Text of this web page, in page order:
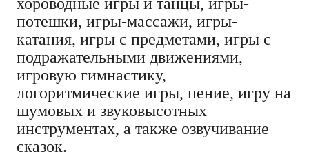
потешки, игры-массажи, игры-
катания, игры с предметами, игры с
подражательными движениями,
игровую гимнастику,
логоритмические игры, пение, игру на
шумовых и звуковысотных
инструментах, а также озвучивание
сказок.